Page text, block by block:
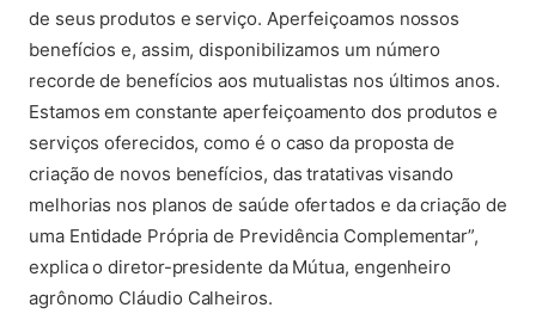
de seus produtos e serviço. Aperfeiçoamos nossos
benefícios e, assim, disponibilizamos um número
recorde de benefícios aos mutualistas nos últimos anos.
Estamos em constante aperfeiçoamento dos produtos e
serviços oferecidos, como é o caso da proposta de
criação de novos benefícios, das tratativas visando
melhorias nos planos de saúde ofertados e da criação de
uma Entidade Própria de Previdência Complementar”,
explica o diretor-presidente da Mútua, engenheiro
agrônomo Cláudio Calheiros.